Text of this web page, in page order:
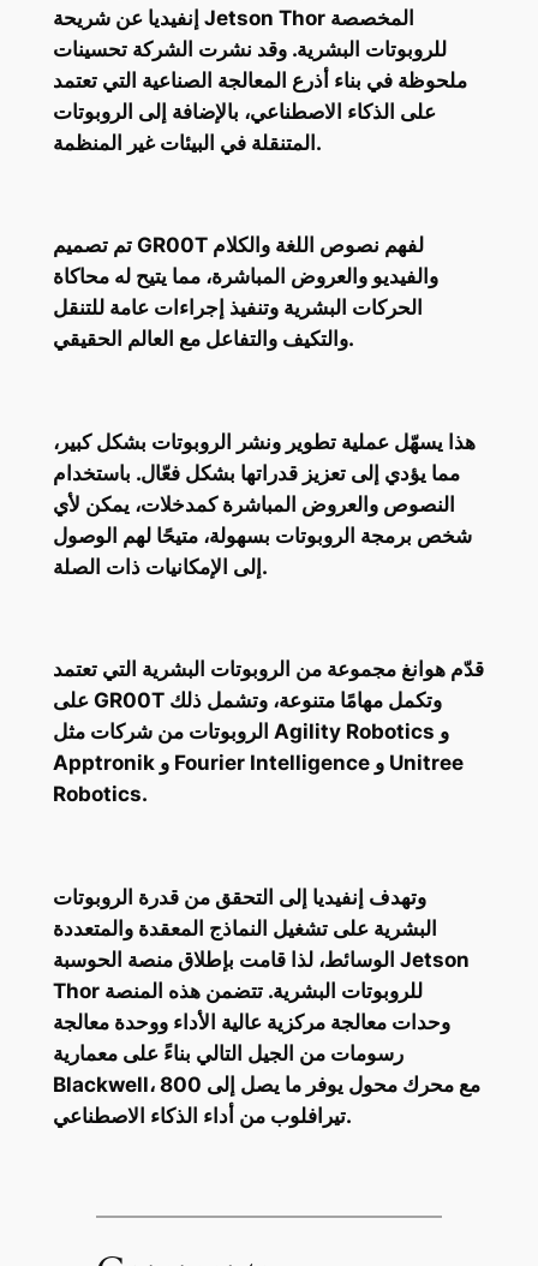
إنفيديا عن شريحة Jetson Thor المخصصة
للروبوتات البشرية. وقد نشرت الشركة تحسينات
ملحوظة في بناء أذرع المعالجة الصناعية التي تعتمد
على الذكاء الاصطناعي، بالإضافة إلى الروبوتات
المتنقلة في البيئات غير المنظمة.
تم تصميم GR00T لفهم نصوص اللغة والكلام
والفيديو والعروض المباشرة، مما يتيح له محاكاة
الحركات البشرية وتنفيذ إجراءات عامة للتنقل
والتكيف والتفاعل مع العالم الحقيقي.
هذا يسهّل عملية تطوير ونشر الروبوتات بشكل كبير،
مما يؤدي إلى تعزيز قدراتها بشكل فعّال. باستخدام
النصوص والعروض المباشرة كمدخلات، يمكن لأي
شخص برمجة الروبوتات بسهولة، متيحًا لهم الوصول
إلى الإمكانيات ذات الصلة.
قدّم هوانغ مجموعة من الروبوتات البشرية التي تعتمد
على GR00T وتكمل مهامًا متنوعة، وتشمل ذلك
الروبوتات من شركات مثل Agility Robotics و
Apptronik و Fourier Intelligence و Unitree
Robotics.
وتهدف إنفيديا إلى التحقق من قدرة الروبوتات
البشرية على تشغيل النماذج المعقدة والمتعددة
الوسائط، لذا قامت بإطلاق منصة الحوسبة Jetson
Thor للروبوتات البشرية. تتضمن هذه المنصة
وحدات معالجة مركزية عالية الأداء ووحدة معالجة
رسومات من الجيل التالي بناءً على معمارية
Blackwell، مع محرك محول يوفر ما يصل إلى 800
تيرافلوب من أداء الذكاء الاصطناعي.